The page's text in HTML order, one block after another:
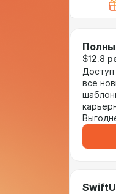
$12.8
все